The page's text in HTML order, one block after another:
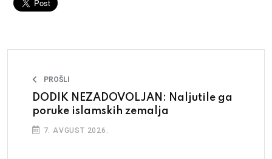
PROŠLI
DODIK NEZADOVOLJAN: Naljutile ga
poruke islamskih zemalja
7. AVGUST 2026.